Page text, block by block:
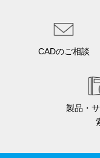
CADのご相談
製品・